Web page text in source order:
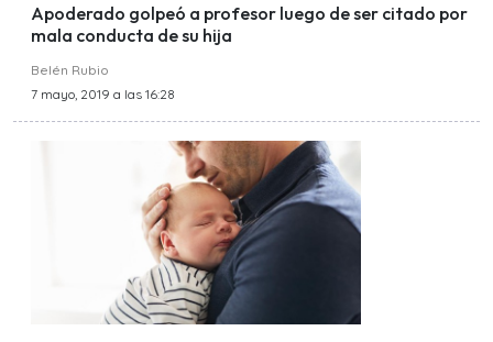
Apoderado golpeó a profesor luego de ser citado por
mala conducta de su hija
Belén Rubio
7 mayo, 2019 a las 16:28